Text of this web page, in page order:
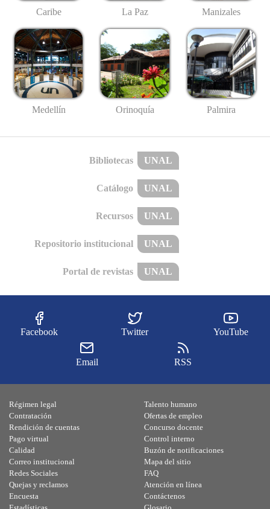
Caribe La Paz Manizales
Medellín Orinoquía Palmira
Bibliotecas UNAL
Catálogo UNAL
Recursos UNAL
Repositorio institucional UNAL
Portal de revistas UNAL
Facebook Twitter YouTube
Email RSS
Régimen legal
Contratación
Rendición de cuentas
Pago virtual
Calidad
Talento humano
Ofertas de empleo
Concurso docente
Control interno
Buzón de notificaciones
Correo institucional
Redes Sociales
Quejas y reclamos
Encuesta
Mapa del sitio
FAQ
Atención en línea
Contáctenos